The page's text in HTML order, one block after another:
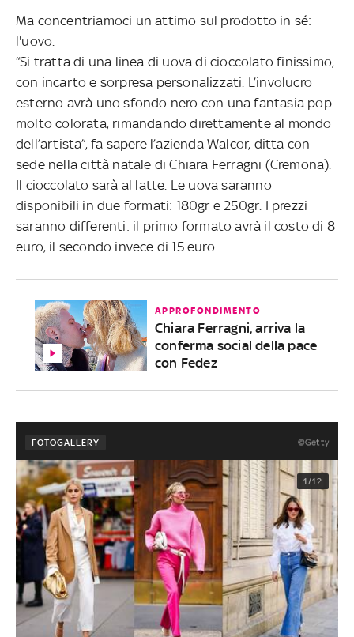
Ma concentriamoci un attimo sul prodotto in sé:
l'uovo.
“Si tratta di una linea di uova di cioccolato finissimo,
con incarto e sorpresa personalizzati. L’involucro
esterno avrà uno sfondo nero con una fantasia pop
molto colorata, rimandando direttamente al mondo
dell’artista”, fa sapere l’azienda Walcor, ditta con
sede nella città natale di Chiara Ferragni (Cremona).
Il cioccolato sarà al latte. Le uova saranno
disponibili in due formati: 180gr e 250gr. I prezzi
saranno differenti: il primo formato avrà il costo di 8
euro, il secondo invece di 15 euro.
APPROFONDIMENTO
Chiara Ferragni, arriva la
conferma social della pace
con Fedez
FOTOGALLERY ©Getty
1/12